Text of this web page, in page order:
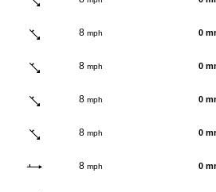
8 mph 0
8 mph 0
8 mph 0
8 mph 0
8 mph 0